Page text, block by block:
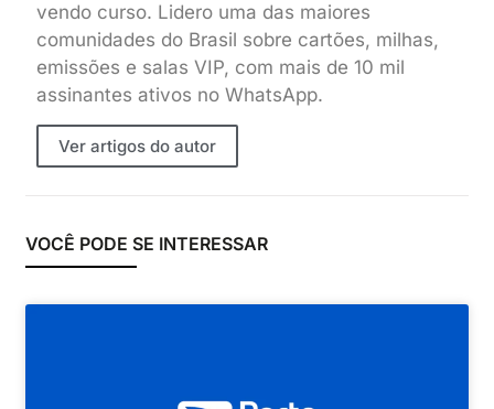
vendo curso. Lidero uma das maiores
comunidades do Brasil sobre cartões, milhas,
emissões e salas VIP, com mais de 10 mil
assinantes ativos no WhatsApp.
Ver artigos do autor
VOCÊ PODE SE INTERESSAR